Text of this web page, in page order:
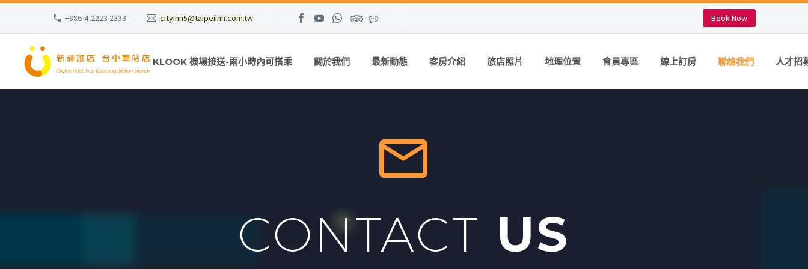
+886-4-2223 2333 cityinn5@taipeiinn.com.tw Book Now
KLOOK 機場接送-兩小時內可搭乘 關於我們 最新動態 客房介紹 旅店照片 地理位置 會員專區 線上訂房 聯絡我們 人才招


CONTACT US